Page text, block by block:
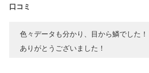
口コミ
色々データも分かり、目から鱗でした！
ありがとうございました！